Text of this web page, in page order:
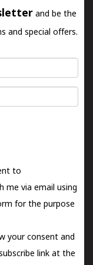
and be the
and special offers.
to
me via email using
for the purpose
your consent and
link at the